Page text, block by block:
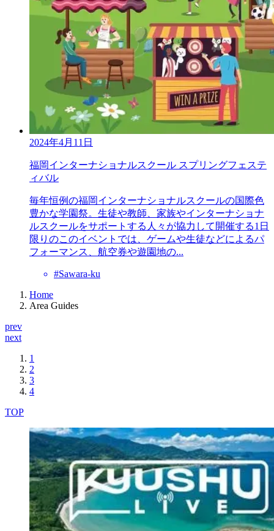
2024年4月11日
福岡インターナショナルスクール スプリングフェステ
ィバル
毎年恒例の福岡インターナショナルスクールの国際色
豊かな学園祭。生徒や教師、家族やインターナショナ
ルスクールをサポートする人々が協力して開催する1日
限りのこのイベントでは、ゲームや生徒などによるパ
フォーマンス、航空券や遊園地の...
#Sawara-ku
Home
Area Guides
prev
next
1
2
3
4
TOP